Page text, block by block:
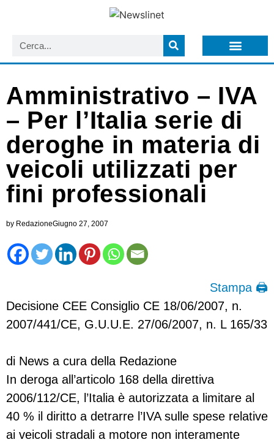
Amministrativo – IVA
– Per l’Italia serie di
deroghe in materia di
veicoli utilizzati per
fini professionali
by RedazioneGiugno 27, 2007
Stampa 🖨
Decisione CEE Consiglio CE 18/06/2007, n.
2007/441/CE, G.U.U.E. 27/06/2007, n. L 165/33
di News a cura della Redazione
In deroga all’articolo 168 della direttiva
2006/112/CE, l’Italia è autorizzata a limitare al
40 % il diritto a detrarre l’IVA sulle spese relative
ai veicoli stradali a motore non interamente